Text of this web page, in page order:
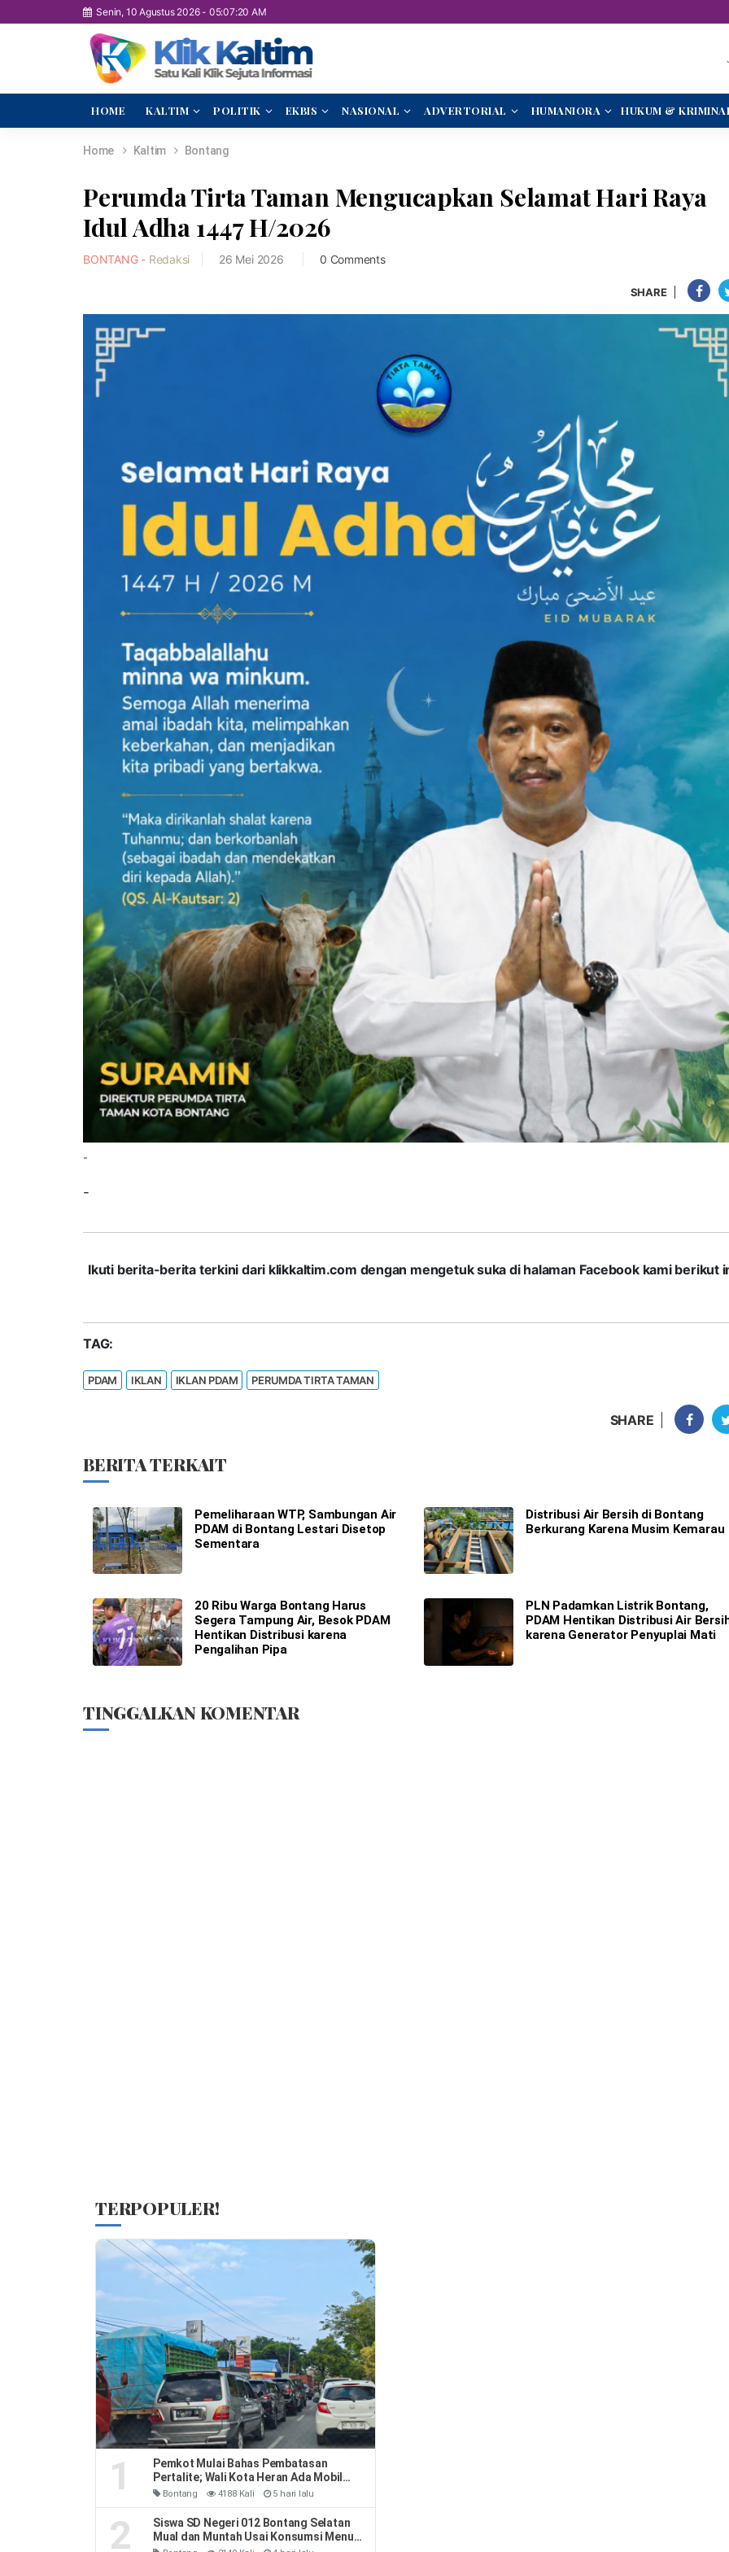
Senin, 10 Agustus 2026- 05:07:21 AM
HOME KALTIM POLITIK EKBIS NASIONAL ADVERTORIAL HUMANIORA HUKUM &
Home Kaltim Bontang
Perumda Tirta Taman Mengucapkan Selamat Hari Raya
Idul Adha 1447 H/2026
BONTANG - Redaksi 26 Mei 2026 0 Comments
SHARE
-
-
Ikuti berita-berita terkini dari klikkaltim.com dengan mengetuk suka di halaman Facebook kami berikut
TAG:
PDAM IKLAN IKLAN PDAM PERUMDA TIRTA TAMAN
SHARE
BERITA TERKAIT
Pemeliharaan WTP, Sambungan Air
PDAM di Bontang Lestari Disetop
Sementara
Distribusi Air Bersih di Bontang
Berkurang Karena Musim Kemarau
20 Ribu Warga Bontang Harus
Segera Tampung Air, Besok PDAM
Hentikan Distribusi karena
Pengalihan Pipa
PLN Padamkan Listrik Bontang,
PDAM Hentikan Distribusi Air
karena Generator Penyuplai Mati
TINGGALKAN KOMENTAR
TERPOPULER!
1
Pemkot Mulai Bahas Pembatasan
Pertalite; Wali Kota Heran Ada Mobil
Habiskan 40 Liter Sehari
Bontang 4188 Kali 5 hari lalu
2
Siswa SD Negeri 012 Bontang Selatan
Mual dan Muntah Usai Konsumsi Menu